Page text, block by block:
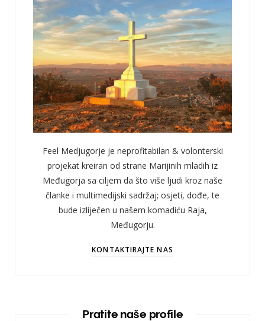
Feel Medjugorje je neprofitabilan & volonterski
projekat kreiran od strane Marijinih mladih iz
Međugorja sa ciljem da što više ljudi kroz naše
članke i multimedijski sadržaj; osjeti, dođe, te
bude izliječen u našem komadiću Raja,
Međugorju.
KONTAKTIRAJTE NAS
Pratite naše profile